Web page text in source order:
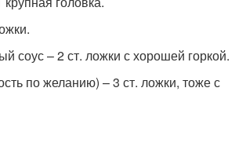
соус – 2 ст. ложки с хорошей горкой.
по желанию) – 3 ст. ложки, тоже с